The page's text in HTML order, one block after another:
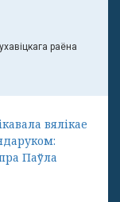
раёна
вялікае
Паўла